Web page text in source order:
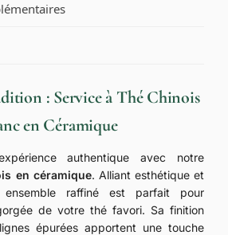
: Service à Thé Chinois
en Céramique
authentique avec notre
en céramique. Alliant esthétique et
ensemble raffiné est parfait pour
de votre thé favori. Sa finition
épurées apportent une touche